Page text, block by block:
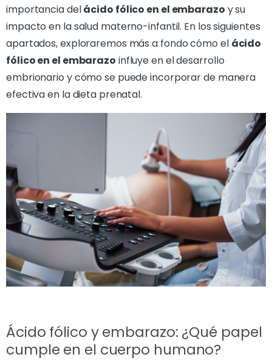
importancia delácido fólico en el embarazo y su
impacto en la salud materno-infantil. En los siguientes
apartados, exploraremos más a fondo cómo el ácido
fólico en el embarazo influye en el desarrollo
embrionario y cómo se puede incorporar de manera
efectiva en la dieta prenatal.
Ácido fólico y embarazo: ¿Qué papel
cumple en el cuerpo humano?